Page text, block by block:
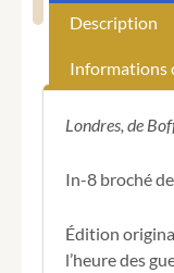
Description
Informations
Londres, de
In-8 broché
Édition
l’heure des